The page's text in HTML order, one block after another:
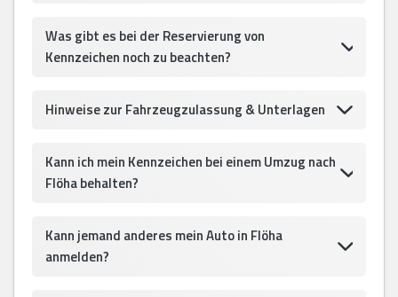
Was gibt es bei der Reservierung von
Kennzeichen noch zu beachten?
Hinweise zur Fahrzeugzulassung & Unterlagen
Kann ich mein Kennzeichen bei einem Umzug nach
Flöha behalten?
Kann jemand anderes mein Auto in Flöha
anmelden?